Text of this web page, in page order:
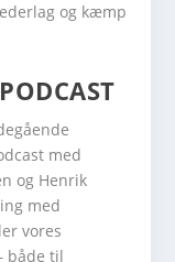
og kæmp
med
og Henrik
med
vores
både til